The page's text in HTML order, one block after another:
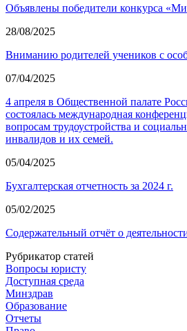
Объявлены победители конкурса
28/08/2025
Вниманию родителей учеников с
07/04/2025
4 апреля в Общественной палате
состоялась международная
вопросам трудоустройства и
инвалидов и их семей.
05/04/2025
Бухгалтерская отчетность за 2024 г.
05/02/2025
Содержательный отчёт о
Рубрикатор статей
Вопросы юристу
Доступная среда
Минздрав
Образование
Отчеты